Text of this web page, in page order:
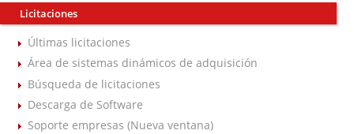
Licitaciones
Últimas licitaciones
Área de sistemas dinámicos de adquisición
Búsqueda de licitaciones
Descarga de Software
Soporte empresas (Nueva ventana)